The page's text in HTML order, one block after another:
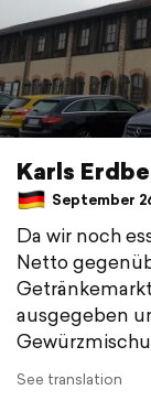
Karls
September
Da wir noch
Netto
ausgegeben
See translation